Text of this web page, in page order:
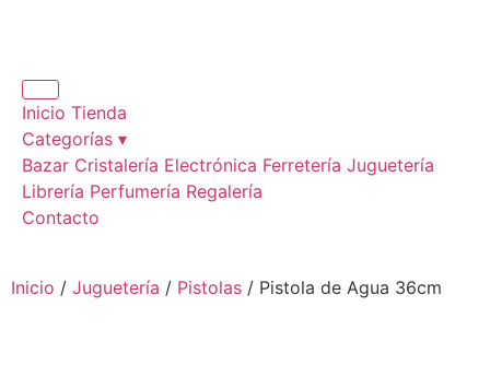
Inicio Tienda
Categorías ▾
Bazar Cristalería Electrónica Ferretería Juguetería
Librería Perfumería Regalería
Contacto
Inicio / Juguetería / Pistolas / Pistola de Agua 36cm